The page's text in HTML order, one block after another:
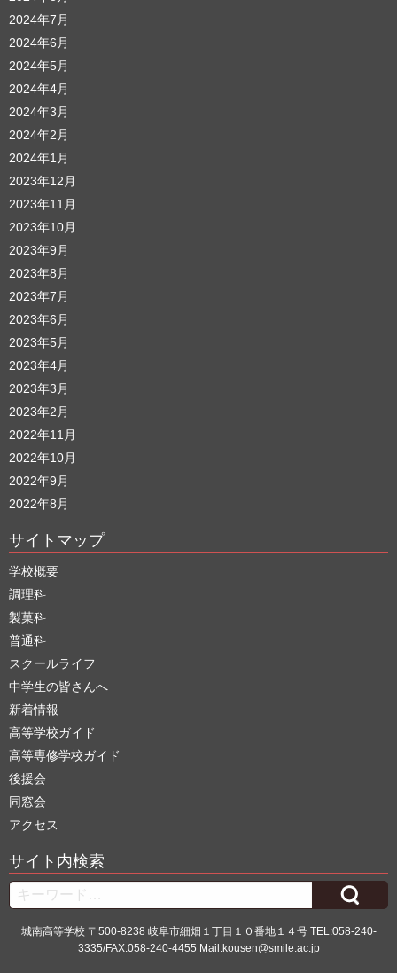
2024年7月
2024年6月
2024年5月
2024年4月
2024年3月
2024年2月
2024年1月
2023年12月
2023年11月
2023年10月
2023年9月
2023年8月
2023年7月
2023年6月
2023年5月
2023年4月
2023年3月
2023年2月
2022年11月
2022年10月
2022年9月
2022年8月
サイトマップ
学校概要
調理科
製菓科
普通科
スクールライフ
中学生の皆さんへ
新着情報
高等学校ガイド
高等専修学校ガイド
後援会
同窓会
アクセス
サイト内検索
Search
城南高等学校 〒500-8238 岐阜市細畑１丁目１０番地１４号 TEL:058-240-
3335/FAX:058-240-4455 Mail:kousen@smile.ac.jp